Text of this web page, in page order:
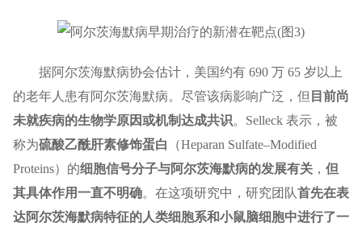
据阿尔茨海默病协会估计，美国约有 690 万 65 岁以上
的老年人患有阿尔茨海默病。尽管该病影响广泛，但 目前尚
未就疾病的生物学原因或机制达成共识。Selleck 表示，被
称为硫酸乙酰肝素修饰蛋白 （Heparan Sulfate–Modified
Proteins）的细胞信号分子与阿尔茨海默病的发展有关， 但
其具体作用一直不明确。在这项研究中，研究团队首先在表
达阿尔茨海默病特征的人类细胞系和小鼠脑细胞中进行了一